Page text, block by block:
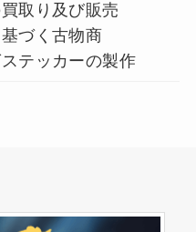
取り及び販売
づく古物商
テッカーの製作